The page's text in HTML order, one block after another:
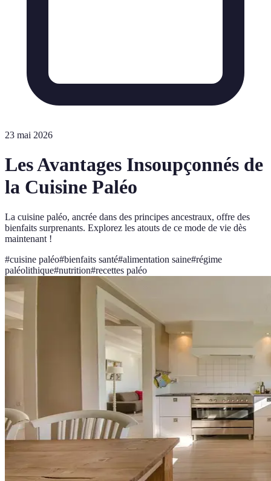
23 mai 2026
Les Avantages Insoupçonnés de
la Cuisine Paléo
La cuisine paléo, ancrée dans des principes ancestraux, offre des
bienfaits surprenants. Explorez les atouts de ce mode de vie dès
maintenant !
#cuisine paléo#bienfaits santé#alimentation saine#régime
paléolithique#nutrition#recettes paléo